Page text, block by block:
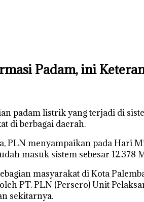
Padam, ini
padam listrik yang terjadi di
di berbagai daerah.
PLN menyampaikan pada Hari
masuk sistem sebesar 12.378
masyarakat di Kota
PT. PLN (Persero) Unit
sekitarnya.